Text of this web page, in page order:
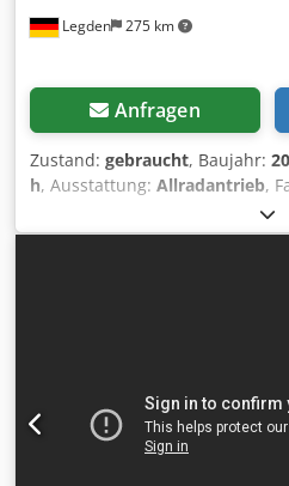
Legden 275 km
Anfragen
Zustand: gebraucht, Baujahr:
h, Ausstattung: Allradantrieb,
Crsdpfx Aoy T Uimog Eof
vorbehalten